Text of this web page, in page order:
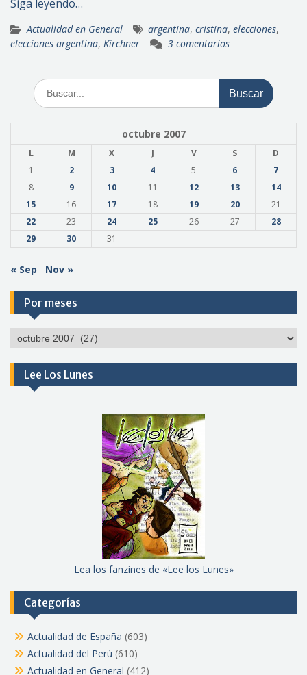
Siga leyendo…
Actualidad en General argentina, cristina, elecciones,
elecciones argentina, Kirchner 3 comentarios
Buscar:
octubre 2007
L M X J V S
D
1
2 3 4 5 6
7
8
9 10 11 12 13
14
15
16 17 18 19 20
21
22
23 24 25 26 27
28
29
30 31
« Sep Nov »
Por meses
Por
Lee Los Lunes
Lea los fanzines de «Lee los Lunes»
Categorías
Actualidad de España (603)
Actualidad del Perú (610)
Actualidad en General (412)